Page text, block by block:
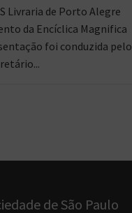
Livraria de Porto Alegre
da Encíclica Magnifica
foi conduzida pelo
de São Paulo